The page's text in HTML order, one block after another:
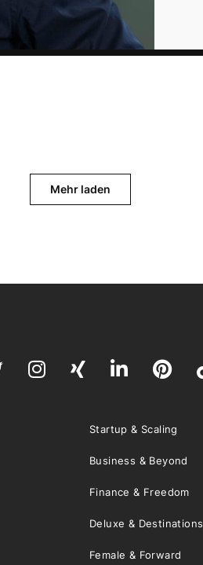
Mehr laden
Startup & Scaling
Business & Beyond
Finance & Freedom
Deluxe & Destinations
Female & Forward